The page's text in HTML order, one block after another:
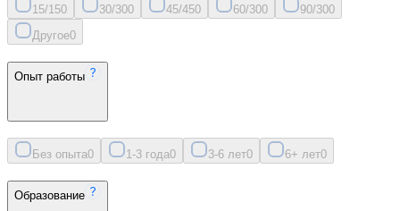
15/150 30/300 45/450 60/300 90/300
Другое0
Опыт работы
Без опыта0 1-3 года0 3-6 лет0 6+ лет0
Образование